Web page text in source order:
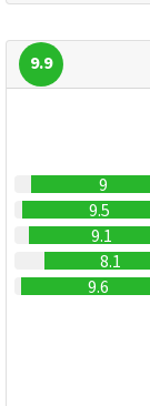
9.9
9
9.5
9.1
8.1
9.6